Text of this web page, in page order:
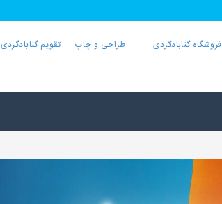
فروشگاه گنابادگردی طراحی و چاپ تقویم گنابادگردی